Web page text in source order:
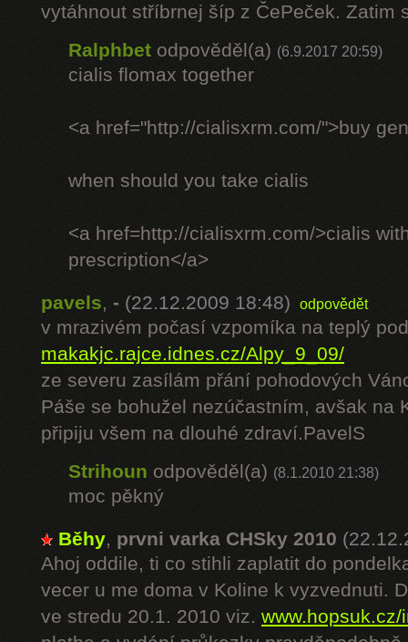
vytáhnout stříbrnej šíp z ČePeček. Zatim
Ralphbet odpověděl(a) (6.9.2017 20:59)
cialis flomax together
<a href="http://cialisxrm.com/">buy
when should you take cialis
<a href=http://cialisxrm.com/>cialis
prescription</a>
pavels, - (22.12.2009 18:48) odpovědět
v mrazivém počasí vzpomíka na teplý
makakjc.rajce.idnes.cz/Alpy_9_09/
ze severu zasílám přání pohodových
Páše se bohužel nezúčastním, avšak na
připiju všem na dlouhé zdraví.PavelS
Strihoun odpověděl(a) (8.1.2010 21:38)
moc pěkný
Běhy, prvni varka CHSky 2010
Ahoj oddile, ti co stihli zaplatit do
vecer u me doma v Koline k vyzvednuti.
ve stredu 20.1. 2010 viz.